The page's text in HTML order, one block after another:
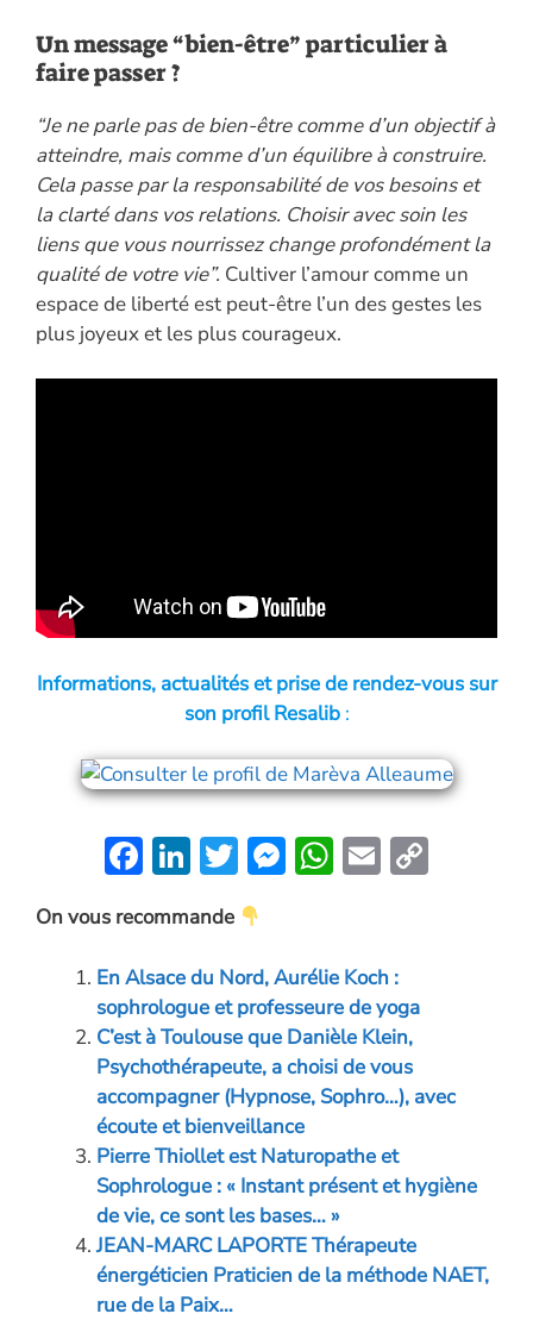
Un message “bien-être” particulier à
faire passer ?
“Je ne parle pas de bien-être comme d’un objectif à
atteindre, mais comme d’un équilibre à construire.
Cela passe par la responsabilité de vos besoins et
la clarté dans vos relations. Choisir avec soin les
liens que vous nourrissez change profondément la
qualité de votre vie”. Cultiver l’amour comme un
espace de liberté est peut-être l’un des gestes les
plus joyeux et les plus courageux.
Informations, actualités et prise de rendez-vous sur
son profil Resalib:
F
e
b
o
o
k
Li
k
e
dI
n
T
w
itt
er
M
n
g
er
W
s
A
p
p
E
l
k
On vous recommande
En Alsace du Nord, Aurélie Koch :
sophrologue et professeure de yoga
C’est à Toulouse que Danièle Klein,
Psychothérapeute, a choisi de vous
accompagner (Hypnose, Sophro…), avec
écoute et bienveillance
Pierre Thiollet est Naturopathe et
Sophrologue : « Instant présent et hygiène
de vie, ce sont les bases… »
JEAN-MARC LAPORTE Thérapeute
énergéticien Praticien de la méthode NAET,
rue de la Paix…